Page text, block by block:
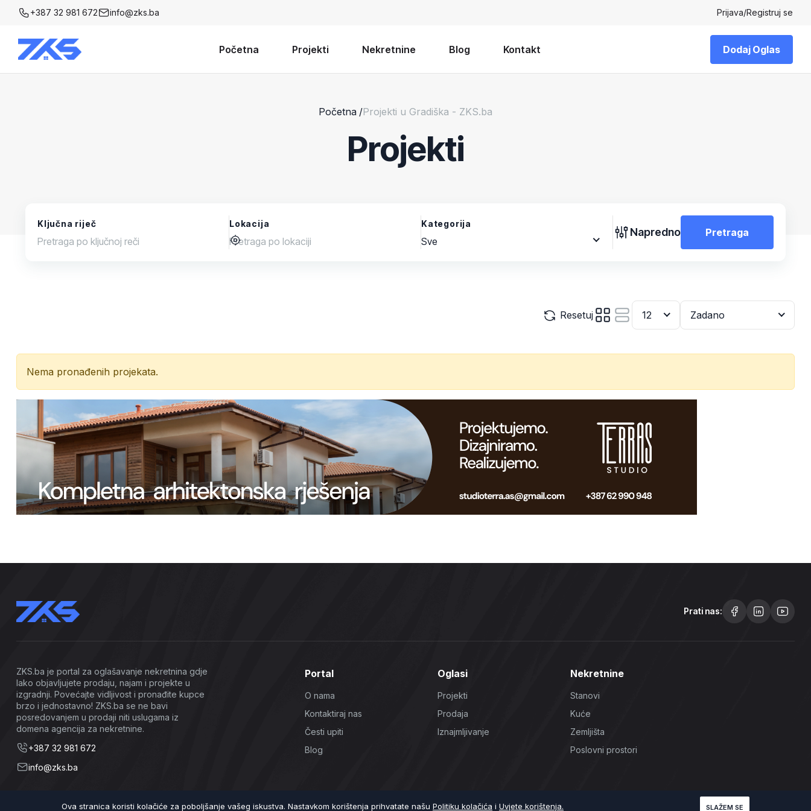
+387 32 981 672 info@zks.ba Prijava/Registruj se
Početna Projekti Nekretnine Blog Kontakt Dodaj Oglas
Početna /Projekti u Gradiška - ZKS.ba
Projekti
Ključna riječ Lokacija Kategorija
Sve
Napredno Pretraga
Resetuj 12 Zadano
Nema pronađenih projekata.
Prati nas:
ZKS.ba je portal za oglašavanje nekretnina gdje
lako objavljujete prodaju, najam i projekte u
izgradnji. Povećajte vidljivost i pronađite kupce
brzo i jednostavno! ZKS.ba se ne bavi
posredovanjem u prodaji niti uslugama iz
domena agencija za nekretnine.
+387 32 981 672
info@zks.ba
Portal
O nama
Kontaktiraj nas
Česti upiti
Blog
Oglasi
Projekti
Prodaja
Iznajmljivanje
Nekretnine
Stanovi
Kuće
Zemljišta
Poslovni prostori
Ova stranica koristi kolačiće za poboljšanje vašeg iskustva. Nastavkom korištenja prihvatate našu Politiku kolačića i Uvjete korištenja. SLAŽEM SE